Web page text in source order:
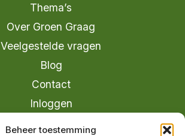
Beheer toestemming
Thema’s
Over Groen Graag
Veelgestelde vragen
Blog
Contact
Inloggen
info@groengraag.nl